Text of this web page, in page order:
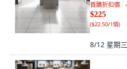
首購折扣價
$225
($22.50/1個)
8/12 星期三